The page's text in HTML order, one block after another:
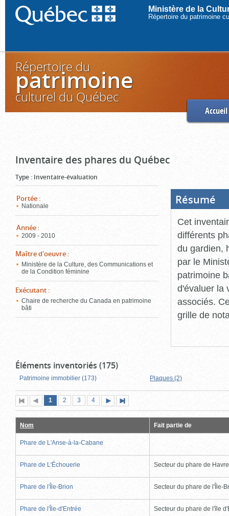
Ministère de la
Répertoire du patrimoine
Répertoire du
patrimoine
culturel du Québec
Accueil
Inventaire des phares du Québec
Type : Inventaire-évaluation
Portée :
Nationale
Année :
2009 - 2010
Maître d'oeuvre :
Ministère de la Culture, des Communications et
de la Condition féminine
Exécutant :
Chaire de recherche du Canada en patrimoine
bâti
Résumé
Cet
différents
du gardien,
par le
patrimoine
d'évaluer la
associés.
grille de
Éléments inventoriés (175)
Patrimoine immobilier (173) Plaques (2)
Première
page
Page
précédente
Page
1 (page
actuelle)
Page
2 Page
3 Page
4
suivante
page
Nom Fait partie de
Phare de L'Anse-à-la-Cabane
Phare de L'Échouerie Secteur du phare de
Phare de l'Île-Brion Secteur du phare de l'Île-
Phare de l'Île-d'Entrée Secteur du phare de l'île